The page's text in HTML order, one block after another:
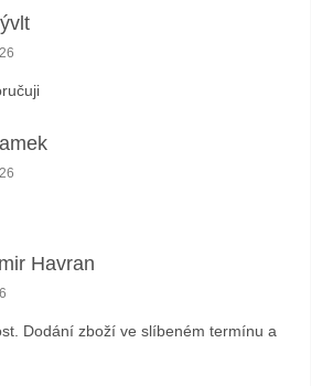
obchodu je 5 z 5 hvězdiček.
obchodu je 5 z 5 hvězdiček.
Havran
obchodu je 5 z 5 hvězdiček.
Dodání zboží ve slíbeném termínu a